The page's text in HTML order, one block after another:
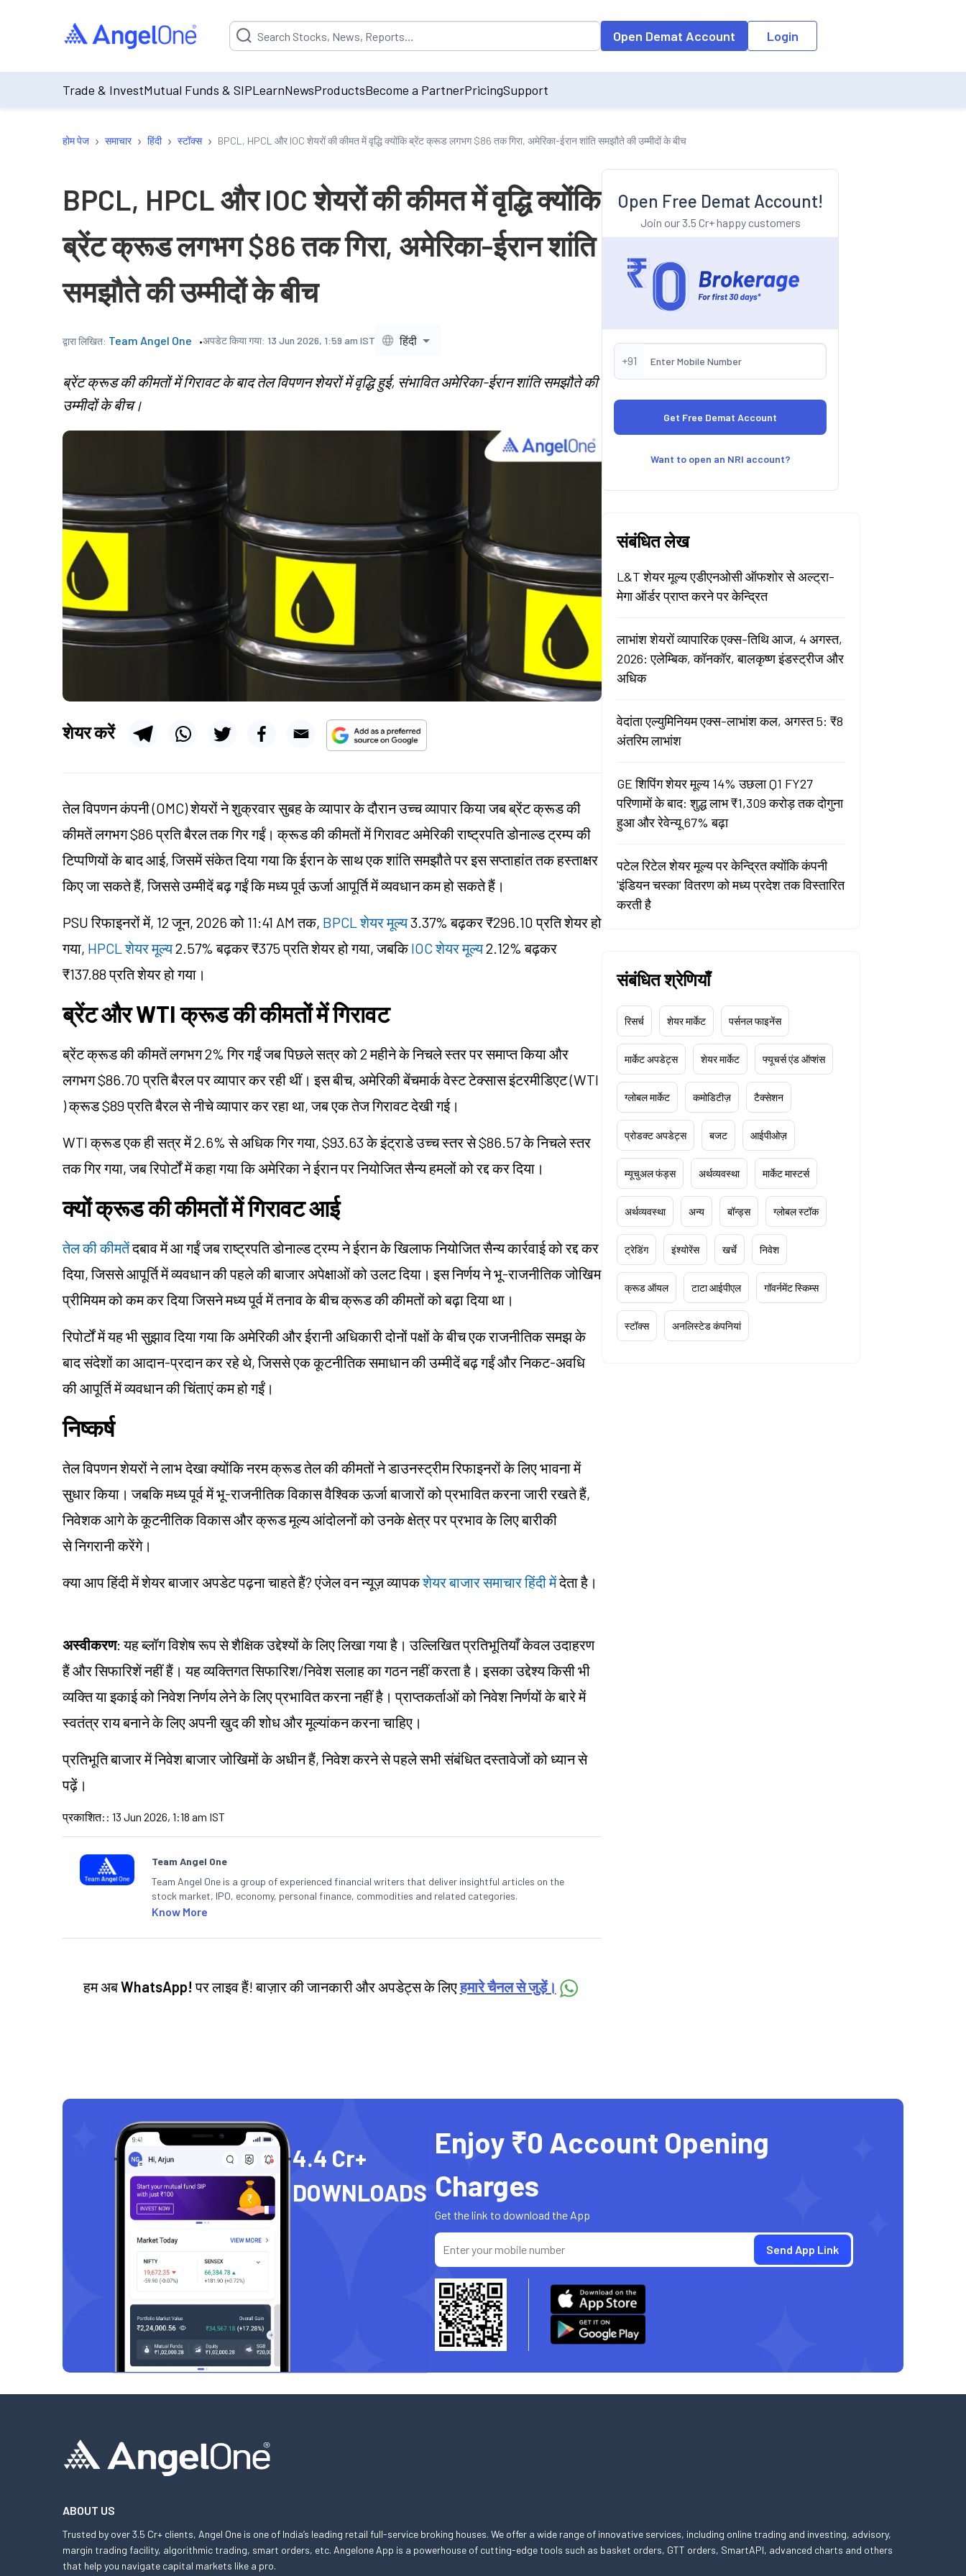
Suggestion will be populated by default on accessing the input field. On entering data into the input field, the suggestion list will be updated as per the
Open Demat Account Login
Trade & InvestMutual Funds & SIPLearnNewsProductsBecome a PartnerPricingSupport
होम पेज › समाचार › हिंदी › स्टॉक्स › BPCL, HPCL और IOC शेयरों की कीमत में वृद्धि क्योंकि ब्रेंट क्रूड लगभग $86 तक गिरा, अमेरिका-ईरान शांति समझौते की उम्मीदों के बीच
BPCL, HPCL और IOC शेयरों की कीमत में वृद्धि क्योंकि
ब्रेंट क्रूड लगभग $86 तक गिरा, अमेरिका-ईरान शांति
समझौते की उम्मीदों के बीच
द्वारा लिखित: Team Angel One अपडेट किया गया: 13 Jun 2026, 1:59 am IST हिंदी
ब्रेंट क्रूड की कीमतों में गिरावट के बाद तेल विपणन शेयरों में वृद्धि हुई, संभावित अमेरिका-ईरान शांति समझौते की
उम्मीदों के बीच।
शेयर करें
तेल विपणन कंपनी (OMC) शेयरों ने शुक्रवार सुबह के व्यापार के दौरान उच्च व्यापार किया जब ब्रेंट क्रूड की
कीमतें लगभग $86 प्रति बैरल तक गिर गईं। क्रूड की कीमतों में गिरावट अमेरिकी राष्ट्रपति डोनाल्ड ट्रम्प की
टिप्पणियों के बाद आई, जिसमें संकेत दिया गया कि ईरान के साथ एक शांति समझौते पर इस सप्ताहांत तक हस्ताक्षर
किए जा सकते हैं, जिससे उम्मीदें बढ़ गईं कि मध्य पूर्व ऊर्जा आपूर्ति में व्यवधान कम हो सकते हैं।
PSU रिफाइनरों में, 12 जून, 2026 को 11:41 AM तक, BPCL शेयर मूल्य3.37% बढ़कर ₹296.10 प्रति शेयर हो
गया, HPCL शेयर मूल्य2.57% बढ़कर ₹375 प्रति शेयर हो गया, जबकिIOC शेयर मूल्य2.12% बढ़कर
₹137.88 प्रति शेयर हो गया।
ब्रेंट और WTI क्रूड की कीमतों में गिरावट
ब्रेंट क्रूड की कीमतें लगभग 2% गिर गईं जब पिछले सत्र को 2 महीने के निचले स्तर पर समाप्त किया और
लगभग $86.70 प्रति बैरल पर व्यापार कर रही थीं। इस बीच, अमेरिकी बेंचमार्क वेस्ट टेक्सास इंटरमीडिएट (WTI
) क्रूड $89 प्रति बैरल से नीचे व्यापार कर रहा था, जब एक तेज गिरावट देखी गई।
WTI क्रूड एक ही सत्र में 2.6% से अधिक गिर गया, $93.63 के इंट्राडे उच्च स्तर से $86.57 के निचले स्तर
तक गिर गया, जब रिपोर्टों में कहा गया कि अमेरिका ने ईरान पर नियोजित सैन्य हमलों को रद्द कर दिया।
क्यों क्रूड की कीमतों में गिरावट आई
तेल की कीमतेंदबाव में आ गईं जब राष्ट्रपति डोनाल्ड ट्रम्प ने ईरान के खिलाफ नियोजित सैन्य कार्रवाई को रद्द कर
दिया, जिससे आपूर्ति में व्यवधान की पहले की बाजार अपेक्षाओं को उलट दिया। इस निर्णय ने भू-राजनीतिक जोखिम
प्रीमियम को कम कर दिया जिसने मध्य पूर्व में तनाव के बीच क्रूड की कीमतों को बढ़ा दिया था।
रिपोर्टों में यह भी सुझाव दिया गया कि अमेरिकी और ईरानी अधिकारी दोनों पक्षों के बीच एक राजनीतिक समझ के
बाद संदेशों का आदान-प्रदान कर रहे थे, जिससे एक कूटनीतिक समाधान की उम्मीदें बढ़ गईं और निकट-अवधि
की आपूर्ति में व्यवधान की चिंताएं कम हो गईं।
निष्कर्ष
तेल विपणन शेयरों ने लाभ देखा क्योंकि नरम क्रूड तेल की कीमतों ने डाउनस्ट्रीम रिफाइनरों के लिए भावना में
सुधार किया। जबकि मध्य पूर्व में भू-राजनीतिक विकास वैश्विक ऊर्जा बाजारों को प्रभावित करना जारी रखते हैं,
निवेशक आगे के कूटनीतिक विकास और क्रूड मूल्य आंदोलनों को उनके क्षेत्र पर प्रभाव के लिए बारीकी
से निगरानी करेंगे।
क्या आप हिंदी में शेयर बाजार अपडेट पढ़ना चाहते हैं? एंजेल वन न्यूज़ व्यापकशेयर बाजार समाचार हिंदी मेंदेता है।
अस्वीकरण: यह ब्लॉग विशेष रूप से शैक्षिक उद्देश्यों के लिए लिखा गया है। उल्लिखित प्रतिभूतियाँ केवल उदाहरण
हैं और सिफारिशें नहीं हैं। यह व्यक्तिगत सिफारिश/निवेशसलाह का गठन नहीं करता है। इसका उद्देश्य किसी भी
व्यक्ति या इकाई को निवेश निर्णय लेने के लिए प्रभावित करना नहीं है। प्राप्तकर्ताओं को निवेश निर्णयों के बारे में
स्वतंत्र राय बनाने के लिए अपनी खुद की शोध और मूल्यांकन करना चाहिए।
प्रतिभूति बाजार में निवेश बाजारजोखिमोंके अधीन हैं, निवेश करने से पहले सभी संबंधित दस्तावेजों को ध्यान से
पढ़ें।
प्रकाशित: : 13 Jun 2026, 1:18 am IST
Team Angel One
Team Angel One is a group of experienced financial writers that deliver insightful articles on the
stock market, IPO, economy, personal finance, commodities and related categories.
Know More
हम अबWhatsApp! पर लाइव हैं! बाज़ार की जानकारी और अपडेट्स के लिएहमारे चैनल से जुड़ें।
Open Free Demat Account!
Join our 3.5 Cr+ happy customers
+91
Want to open an NRI account?
संबंधित लेख
L&T शेयर मूल्य एडीएनओसी ऑफशोर से अल्ट्रा-
मेगा ऑर्डर प्राप्त करने पर केन्द्रित
लाभांश शेयरों व्यापारिक एक्स-तिथि आज, 4 अगस्त,
2026: एलेम्बिक, कॉनकॉर, बालकृष्ण इंडस्ट्रीज और
अधिक
वेदांता एल्युमिनियम एक्स-लाभांश कल, अगस्त 5: ₹8
अंतरिम लाभांश
GE शिपिंग शेयर मूल्य 14% उछला Q1 FY27
परिणामों के बाद: शुद्ध लाभ ₹1,309 करोड़ तक दोगुना
हुआ और रेवेन्यू 67% बढ़ा
पटेल रिटेल शेयर मूल्य पर केन्द्रित क्योंकि कंपनी
'इंडियन चस्का' वितरण को मध्य प्रदेश तक विस्तारित
करती है
संबंधित श्रेणियाँ
रिसर्च शेयर मार्केट पर्सनल फाइनेंस
मार्केट अपडेट्स शेयर मार्केट फ्यूचर्स एंड ऑप्शंस
ग्लोबल मार्केट कमोडिटीज़ टैक्सेशन
प्रोडक्ट अपडेट्स बजट आईपीओज़
म्यूचुअल फंड्स अर्थव्यवस्था मार्केट मास्टर्स
अर्थव्यवस्था अन्य बॉन्ड्स ग्लोबल स्टॉक
ट्रेडिंग इंश्योरेंस खर्चे निवेश
क्रूड ऑयल टाटा आईपीएल गॉवर्नमेंट स्किम्स
स्टॉक्स अनलिस्टेड कंपनियां
4.4 Cr+
DOWNLOADS
Enjoy ₹0 Account Opening
Charges
Get the link to download the App
ABOUT US
Trusted by over 3.5 Cr+ clients, Angel One is one of India’s leading retail full-service broking houses. We offer a wide range of innovative services, including online trading and investing, advisory,
margin trading facility, algorithmic trading, smart orders, etc. Angelone App is a powerhouse of cutting-edge tools such as basket orders, GTT orders, SmartAPI, advanced charts and others
that help you navigate capital markets like a pro.